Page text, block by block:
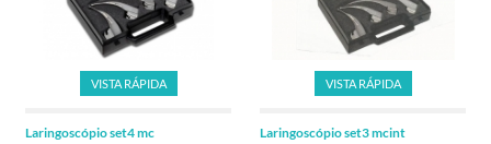
Laringoscópio set4 mc
VISTA RÁPIDA
Laringoscópio set3 mcint
VISTA RÁPIDA